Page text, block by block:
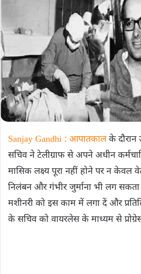
Sanjay Gandhi : आपातकालके दौरान
सचिव ने टेलीग्राफ से अपने अधीन
मासिक लक्ष्य पूरा नहीं होने पर न केवल
निलंबन और गंभीर जुर्माना भी लग सकता
मशीनरी को इस काम में लगा दें और
के सचिव को वायरलेस के माध्यम से प्रोग्रेस